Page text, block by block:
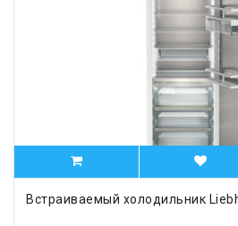
Встраиваемый холодильник